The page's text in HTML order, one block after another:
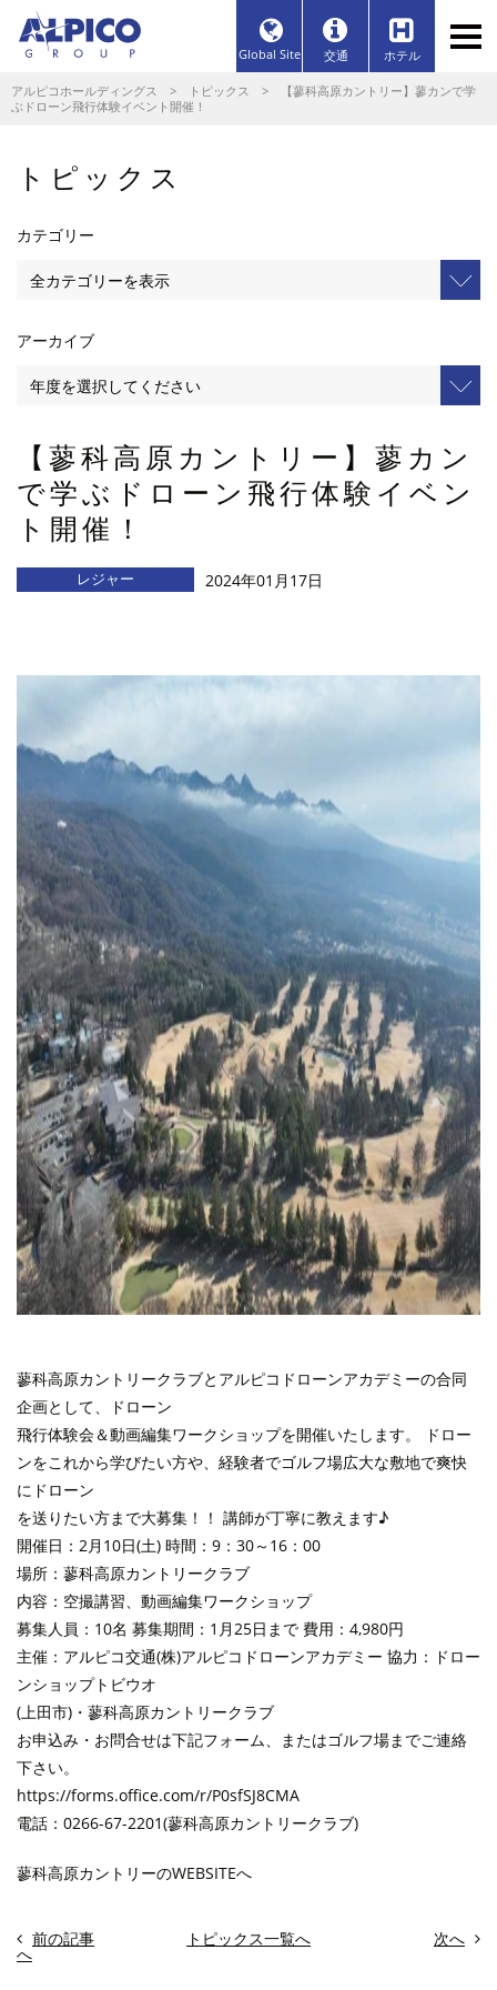
Global Site 交通 ホテル
アルピコホールディングス > トピックス > 【蓼科高原カントリー】蓼カンで学
ぶドローン飛行体験イベント開催！
トピックス
カテゴリー
アーカイブ
【蓼科高原カントリー】蓼カン
で学ぶドローン飛行体験イベン
ト開催！
レジャー 2024年01月17日
蓼科高原カントリークラブとアルピコドローンアカデミーの合同
企画として、ドローン
飛行体験会＆動画編集ワークショップを開催いたします。 ドロー
ンをこれから学びたい方や、経験者でゴルフ場広大な敷地で爽快
にドローン
を送りたい方まで大募集！！ 講師が丁寧に教えます♪
開催日：2月10日(土) 時間：9：30～16：00
場所：蓼科高原カントリークラブ
内容：空撮講習、動画編集ワークショップ
募集人員：10名 募集期間：1月25日まで 費用：4,980円
主催：アルピコ交通(株)アルピコドローンアカデミー 協力：ドロー
ンショップトビウオ
(上田市)・蓼科高原カントリークラブ
お申込み・お問合せは下記フォーム、またはゴルフ場までご連絡
下さい。
https://forms.office.com/r/P0sfSJ8CMA
電話：0266-67-2201(蓼科高原カントリークラブ)
蓼科高原カントリーのWEBSITEへ
前の記事
へ
トピックス一覧へ 次へ